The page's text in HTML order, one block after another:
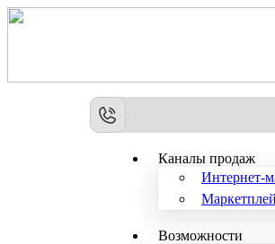
Каналы продаж
Интернет-
Возможности